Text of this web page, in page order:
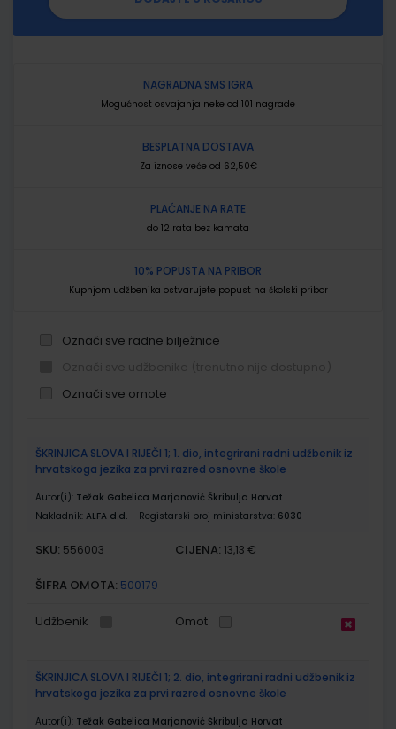
NAGRADNA SMS IGRA
Mogućnost osvajanja neke od 101 nagrade
BESPLATNA DOSTAVA
Za iznose veće od 62,50€
PLAĆANJE NA RATE
do 12 rata bez kamata
10% POPUSTA NA PRIBOR
Kupnjom udžbenika ostvarujete popust na školski pribor
Označi sve radne bilježnice
Označi sve omote
proizvodi
ŠKRINJICA SLOVA I RIJEČI 1; 1. dio, integrirani radni udžbenik iz
hrvatskoga jezika za prvi razred osnovne škole
Autor(i): Težak Gabelica Marjanović Škribulja Horvat
Nakladnik: ALFA d.d. Registarski broj ministarstva: 6030
SKU: 556003 CIJENA: 13,13 €
ŠIFRA OMOTA: 500179
Udžbenik Omot
ŠKRINJICA SLOVA I RIJEČI 1; 2. dio, integrirani radni udžbenik iz
hrvatskoga jezika za prvi razred osnovne škole
Autor(i): Težak Gabelica Marjanović Škribulja Horvat